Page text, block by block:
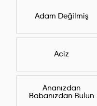
Adam Değilmiş
Aciz
Ananızdan
Babanızdan Bulun